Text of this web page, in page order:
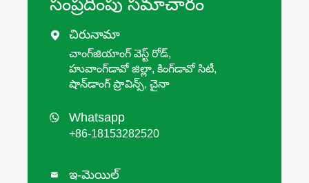
సంప్రదింపు సమాచారం
 చిరునామా
చాంగ్‌జియాంగ్ వెస్ట్ రోడ్,
హువాంగ్‌డావో జిల్లా, కింగ్‌డావో సిటీ,
షాన్‌డాంగ్ ప్రావిన్స్, చైనా
 Whatsapp
+86-18153282520
 ఇ-మెయిల్